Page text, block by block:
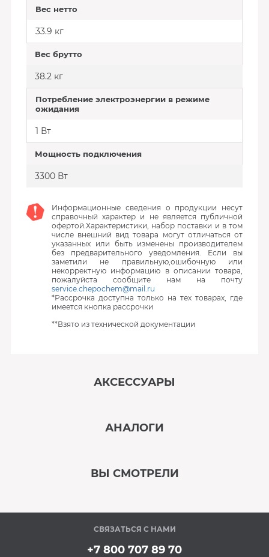
Вес нетто
33.9 кг
Вес брутто
38.2 кг
Потребление электроэнергии в режиме
ожидания
1 Вт
Мощность подключения
3300 Вт
Информационные сведения о продукции несут
справочный характер и не является публичной
офертой.Характеристики, набор поставки и в том
числе внешний вид товара могут отличаться от
указанных или быть изменены производителем
без предварительного уведомления. Если вы
заметили не правильную,ошибочную или
некорректную информацию в описании товара,
пожалуйста сообщите нам на почту
service.chepochem@mail.ru
*Рассрочка доступна только на тех товарах, где
имеется кнопка рассрочки
**Взято из технической документации
АКСЕССУАРЫ
АНАЛОГИ
ВЫ СМОТРЕЛИ
В наличии
СВЯЗАТЬСЯ С НАМИ
+7 800 707 89 70